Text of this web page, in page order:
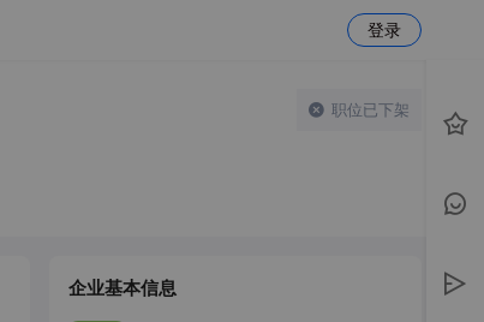
登录
职位已下架
企业基本信息